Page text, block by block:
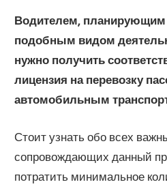
Водителем, планирующим
подобным видом
нужно получить
лицензия на перевозку
автомобильным
Стоит узнать обо всех
сопровождающих данный
потратить минимальное